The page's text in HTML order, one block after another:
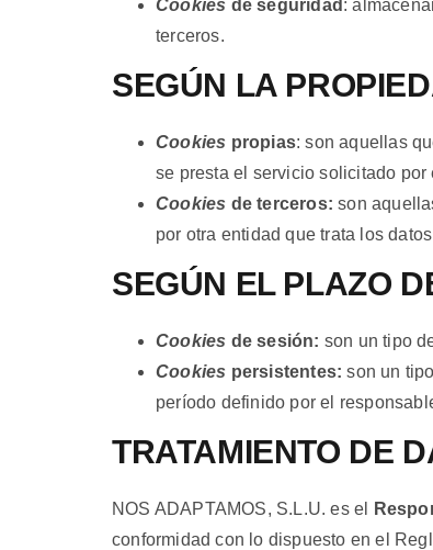
Cookies de seguridad :
terceros.
SEGÚN LA
Cookies propias: son aquellas
se presta el servicio solicitado por
Cookies de terceros: son
por otra entidad que trata los
SEGÚN EL PLAZO
Cookies de sesión: son un tipo
Cookies persistentes: son un
período definido por el
TRATAMIENTO DE
NOS ADAPTAMOS, S.L.U. es el
conformidad con lo dispuesto en el